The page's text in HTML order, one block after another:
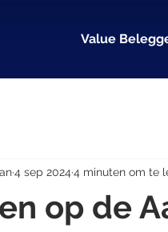
Value
op de
4 sep 2024 4 minuten om te